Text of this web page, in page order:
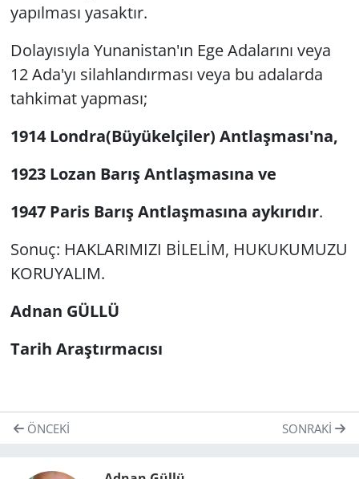
yapılması yasaktır.
Dolayısıyla Yunanistan'ın Ege Adalarını veya
12 Ada'yı silahlandırması veya bu adalarda
tahkimat yapması;
1914 Londra(Büyükelçiler) Antlaşması'na,
1923 Lozan Barış Antlaşmasına ve
1947 Paris Barış Antlaşmasına aykırıdır.
Sonuç: HAKLARIMIZI BİLELİM, HUKUKUMUZU
KORUYALIM.
Adnan GÜLLÜ
Tarih Araştırmacısı
ÖNCEKI SONRAKI